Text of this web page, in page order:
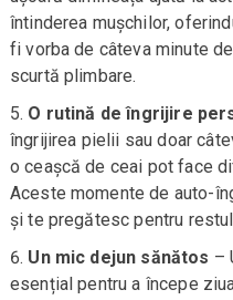
întinderea mușchilor,
fi vorba de câteva minute
scurtă plimbare.
O rutină de îngrijire
îngrijirea pielii sau doar
o ceașcă de ceai pot face
Aceste momente de auto-
și te pregătesc pentru
Un mic dejun sănătos –
esențial pentru a începe